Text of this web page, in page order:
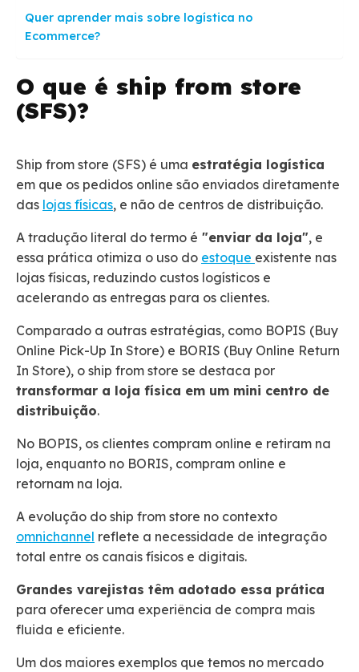
Quer aprender mais sobre logística no
Ecommerce?
O que é ship from store
(SFS)?
Ship from store (SFS) é uma estratégia logística
em que os pedidos online são enviados diretamente
das lojas físicas, e não de centros de distribuição.
A tradução literal do termo é "enviar da loja", e
essa prática otimiza o uso do estoque existente nas
lojas físicas, reduzindo custos logísticos e
acelerando as entregas para os clientes.
Comparado a outras estratégias, como BOPIS (Buy
Online Pick-Up In Store) e BORIS (Buy Online Return
In Store), o ship from store se destaca por
transformar a loja física em um mini centro de
distribuição.
No BOPIS, os clientes compram online e retiram na
loja, enquanto no BORIS, compram online e
retornam na loja.
A evolução do ship from store no contexto
omnichannel reflete a necessidade de integração
total entre os canais físicos e digitais.
Grandes varejistas têm adotado essa prática
para oferecer uma experiência de compra mais
fluida e eficiente.
Um dos maiores exemplos que temos no mercado